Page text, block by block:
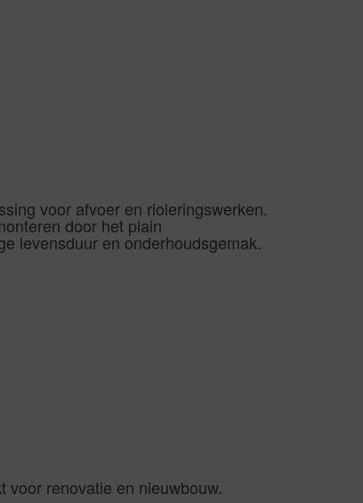
voor afvoer en rioleringswerken.
door het plain
levensduur en onderhoudsgemak.
voor renovatie en nieuwbouw.